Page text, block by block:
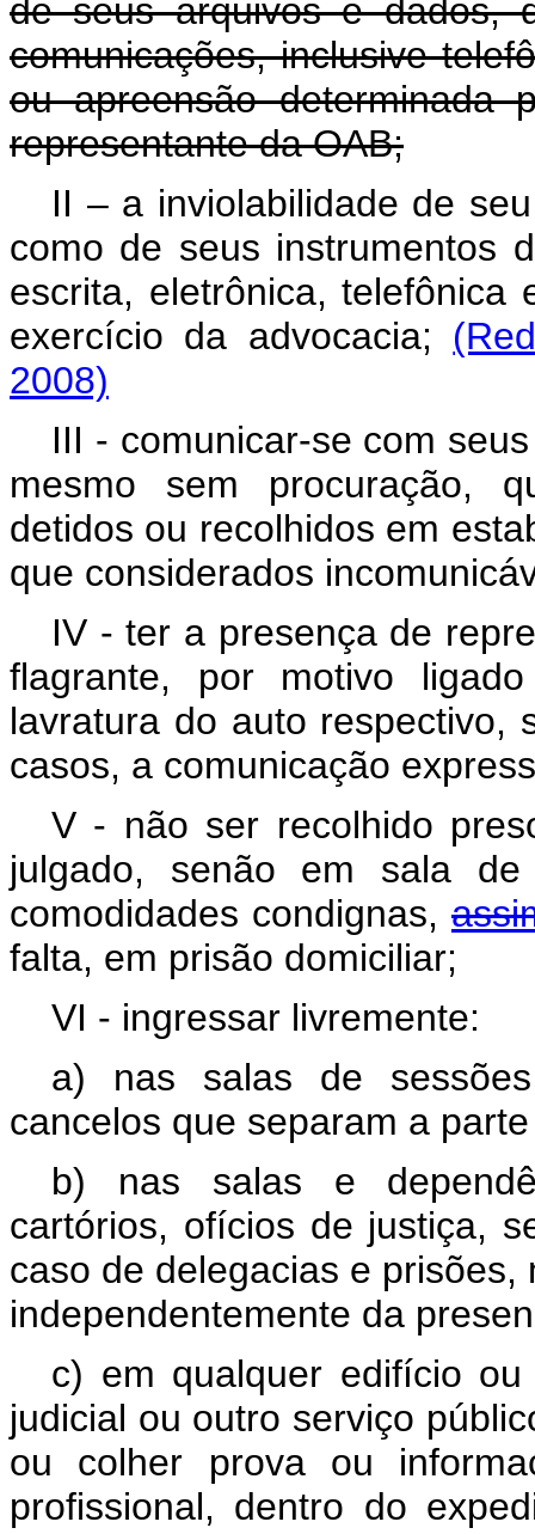
de seus arquivos e dados,
comunicações, inclusive
ou apreensão determinada
representante da OAB;
II – a inviolabilidade de
como de seus instrumentos
escrita, eletrônica, telefônica
exercício da advocacia;
2008)
III - comunicar-se com
mesmo sem procuração,
detidos ou recolhidos em
que considerados
IV - ter a presença de
flagrante, por motivo
lavratura do auto respectivo,
casos, a comunicação
V - não ser recolhido
julgado, senão em sala
comodidades condignas,
falta, em prisão
VI - ingressar livremente:
a) nas salas de
cancelos que separam a
b) nas salas e
cartórios, ofícios de justiça,
caso de delegacias e
independentemente da
c) em qualquer edifício
judicial ou outro serviço
ou colher prova ou
profissional, dentro do